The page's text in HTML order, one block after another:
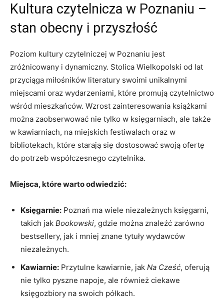
Kultura czytelnicza w Poznaniu –
stan obecny i przyszłość
Poziom kultury czytelniczej w Poznaniu jest
zróżnicowany i dynamiczny. Stolica Wielkopolski od lat
przyciąga miłośników literatury swoimi unikalnymi
miejscami oraz wydarzeniami, które promują czytelnictwo
wśród mieszkańców. Wzrost zainteresowania książkami
można zaobserwować nie tylko w księgarniach, ale także
w kawiarniach, na miejskich festiwalach oraz w
bibliotekach, które starają się dostosować swoją ofertę
do potrzeb współczesnego czytelnika.
Miejsca, które warto odwiedzić:
Księgarnie: Poznań ma wiele niezależnych księgarni,
takich jak Bookowski, gdzie można znaleźć zarówno
bestsellery, jak i mniej znane tytuły wydawców
niezależnych.
Kawiarnie: Przytulne kawiarnie, jak Na Cześć, oferują
nie tylko pyszne napoje, ale również ciekawe
księgozbiory na swoich półkach.